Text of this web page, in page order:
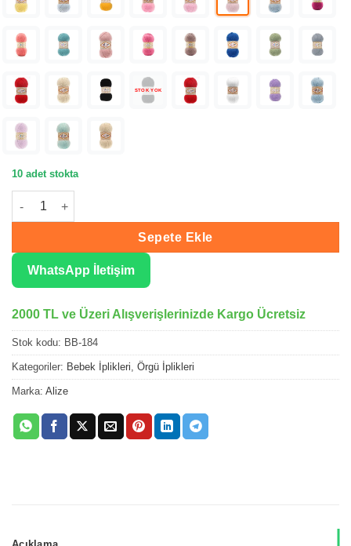
STOK YOK
10 adet stokta
Alize Baby Best Pudra Pembe El Örgü İpliği 184 adet
Sepete Ekle
WhatsApp İletişim
2000 TL ve Üzeri Alışverişlerinizde Kargo Ücretsiz
Stok kodu: BB-184
Kategoriler: Bebek İplikleri Örgü İplikleri
Marka: Alize